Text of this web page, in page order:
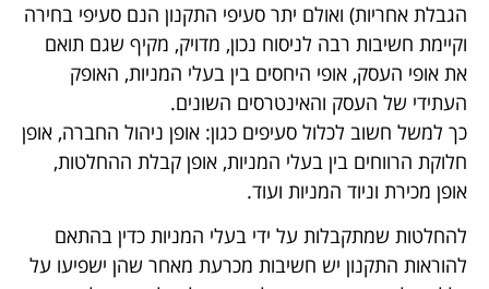
הגבלת אחריות) ואולם יתר סעיפי התקנון הנם סעיפי בחירה
וקיימת חשיבות רבה לניסוח נכון, מדויק, מקיף שגם תואם
את אופי העסק, אופי היחסים בין בעלי המניות, האופק
העתידי של העסק והאינטרסים השונים.
כך למשל חשוב לכלול סעיפים כגון: אופן ניהול החברה, אופן
חלוקת הרווחים בין בעלי המניות, אופן קבלת ההחלטות,
אופן מכירת וניוד המניות ועוד.
להחלטות שמתקבלות על ידי בעלי המניות כדין בהתאם
להוראות התקנון יש חשיבות מכרעת מאחר שהן ישפיעו על